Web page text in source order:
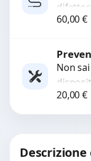
sonora
60,00€
Non
check-
20,00€